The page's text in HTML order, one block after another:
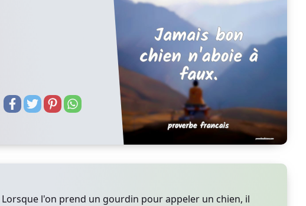
Lorsque l'on prend un gourdin pour appeler un chien, il